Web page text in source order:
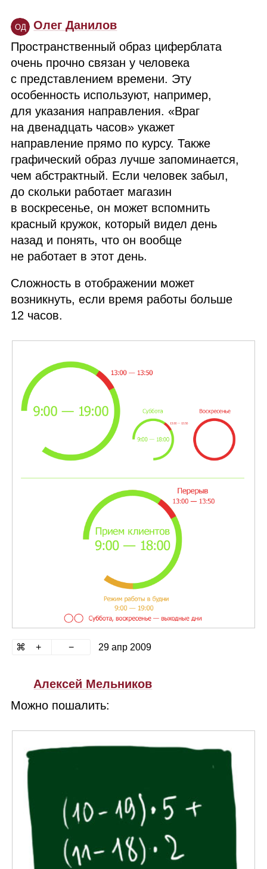
ОД
Олег Данилов
Пространственный образ циферблата
очень прочно связан у человека
с представлением времени. Эту
особенность используют, например,
для указания направления. «Враг
на двенадцать часов» укажет
направление прямо по курсу. Также
графический образ лучше запоминается,
чем абстрактный. Если человек забыл,
до скольки работает магазин
в воскресенье, он может вспомнить
красный кружок, который видел день
назад и понять, что он вообще
не работает в этот день.
Сложность в отображении может
возникнуть, если время работы больше
12 часов.
29 апр 2009
Алексей Мельников
Можно пошалить: